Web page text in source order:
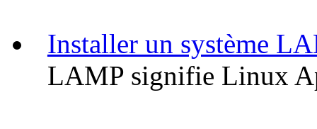
Installer un système
LAMP signifie Linux